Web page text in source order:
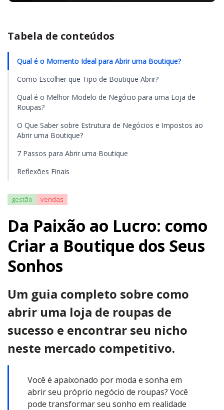
Tabela de conteúdos
Qual é o Momento Ideal para Abrir uma Boutique?
Como Escolher que Tipo de Boutique Abrir?
Qual é o Melhor Modelo de Negócio para uma Loja de
Roupas?
O Que Saber sobre Estrutura de Negócios e Impostos ao
Abrir uma Boutique?
7 Passos para Abrir uma Boutique
Reflexões Finais
gestão vendas
Da Paixão ao Lucro: como
Criar a Boutique dos Seus
Sonhos
Um guia completo sobre como
abrir uma loja de roupas de
sucesso e encontrar seu nicho
neste mercado competitivo.
Você é apaixonado por moda e sonha em
abrir seu próprio negócio de roupas? Você
pode transformar seu sonho em realidade